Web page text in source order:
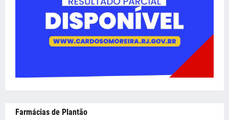
Farmácias de Plantão